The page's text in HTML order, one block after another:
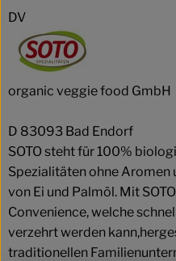
DV
organic veggie food GmbH
D 83093 Bad Endorf
SOTO steht für 100%
Spezialitäten ohne Aromen
von Ei und Palmöl. Mit
Convenience, welche
verzehrt werden
traditionellen